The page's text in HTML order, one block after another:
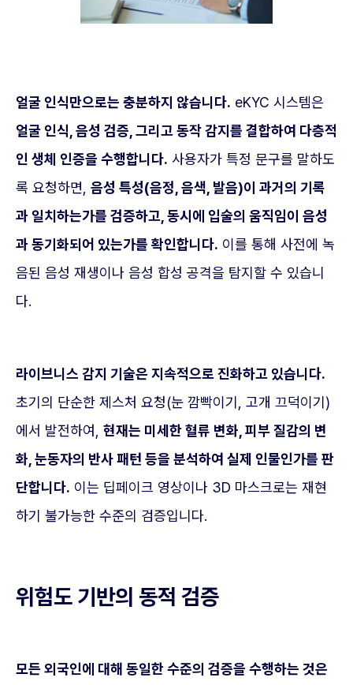
얼굴 인식만으로는 충분하지 않습니다. eKYC 시스템은
얼굴 인식, 음성 검증, 그리고 동작 감지를 결합하여 다층적
인 생체 인증을 수행합니다. 사용자가 특정 문구를 말하도
록 요청하면, 음성 특성(음정, 음색, 발음)이 과거의 기록
과 일치하는가를 검증하고, 동시에 입술의 움직임이 음성
과 동기화되어 있는가를 확인합니다. 이를 통해 사전에 녹
음된 음성 재생이나 음성 합성 공격을 탐지할 수 있습니
다.
라이브니스 감지 기술은 지속적으로 진화하고 있습니다.
초기의 단순한 제스처 요청(눈 깜빡이기, 고개 끄덕이기)
에서 발전하여, 현재는 미세한 혈류 변화, 피부 질감의 변
화, 눈동자의 반사 패턴 등을 분석하여 실제 인물인가를 판
단합니다. 이는 딥페이크 영상이나 3D 마스크로는 재현
하기 불가능한 수준의 검증입니다.
위험도 기반의 동적 검증
모든 외국인에 대해 동일한 수준의 검증을 수행하는 것은